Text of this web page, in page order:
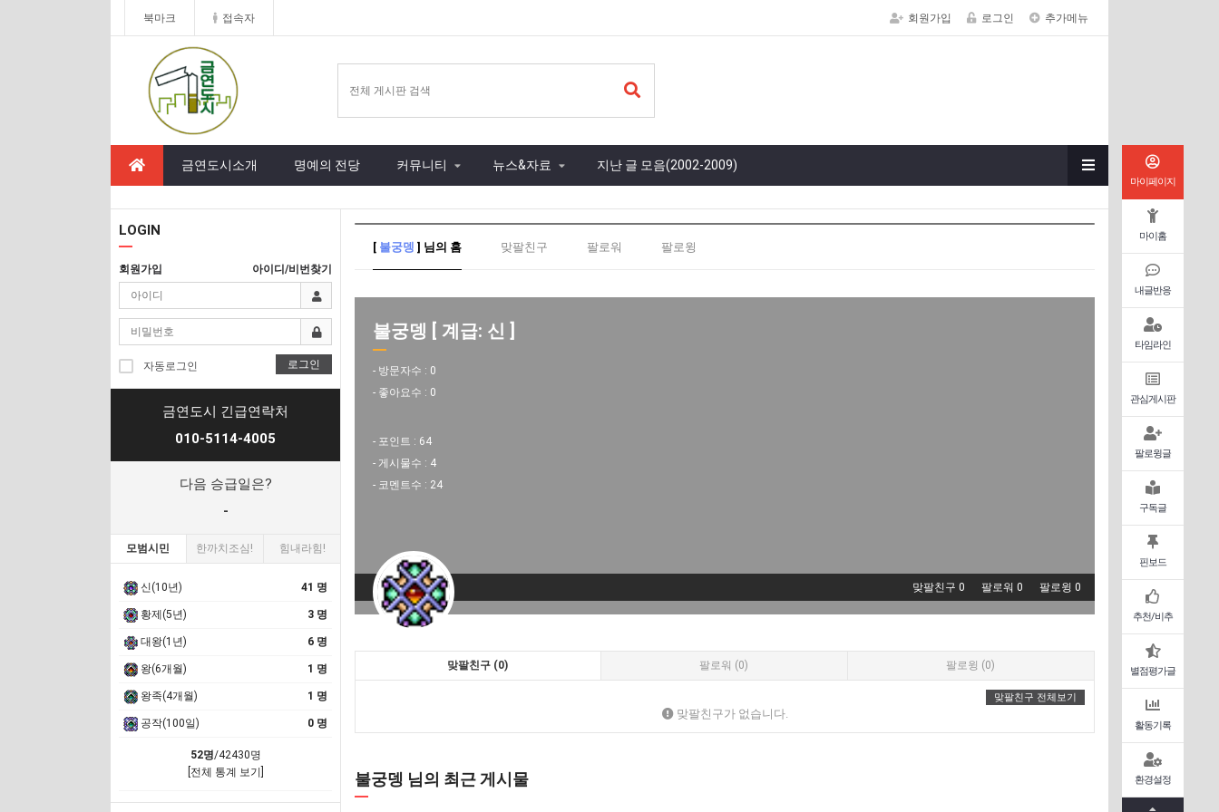
북마크 접속자 회원가입 로그인 추가메뉴
금연도시소개 명예의 전당 커뮤니티 뉴스&자료 지난 글 모음(2002-2009)
마이페이지
마이홈
내글반응
타임라인
관심게시판
팔로윙글
구독글
핀보드
추천/비추
별점평가글
활동기록
환경설정
LOGIN
회원가입 아이디/비번찾기
자동로그인 로그인
금연도시 긴급연락처
010-5114-4005
다음 승급일은?
-
모범시민 한까치조심! 힘내라힘!
신(10년) 41 명
황제(5년) 3 명
대왕(1년) 6 명
왕(6개월) 1 명
왕족(4개월) 1 명
공작(100일) 0 명
52명/42430명
[전체 통계 보기]
[ 불궁뎅 ] 님의 홈 맞팔친구 팔로워 팔로윙
불궁뎅 [ 계급: 신 ]
- 방문자수 : 0
- 좋아요수 : 0
- 포인트 : 64
- 게시물수 : 4
- 코멘트수 : 24
맞팔친구 0 팔로워 0 팔로윙 0
맞팔친구 (0) 팔로워 (0) 팔로윙 (0)
맞팔친구 전체보기
맞팔친구가 없습니다.
불궁뎅 님의 최근 게시물